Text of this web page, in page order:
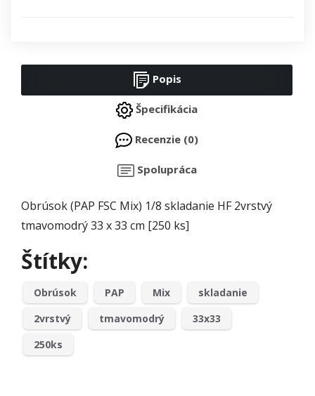
Popis
Špecifikácia
Recenzie (0)
Spolupráca
Obrúsok (PAP FSC Mix) 1/8 skladanie HF 2vrstvý
tmavomodrý 33 x 33 cm [250 ks]
Štítky:
Obrúsok PAP Mix
skladanie
2vrstvý
tmavomodrý
33x33
250ks